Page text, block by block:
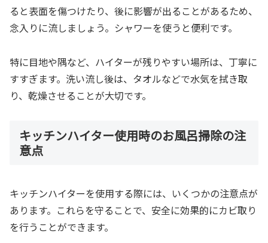
ると表面を傷つけたり、後に影響が出ることがあるため、
念入りに流しましょう。シャワーを使うと便利です。
特に目地や隅など、ハイターが残りやすい場所は、丁寧に
すすぎます。洗い流し後は、タオルなどで水気を拭き取
り、乾燥させることが大切です。
キッチンハイター使用時のお風呂掃除の注
意点
キッチンハイターを使用する際には、いくつかの注意点が
あります。これらを守ることで、安全に効果的にカビ取り
を行うことができます。